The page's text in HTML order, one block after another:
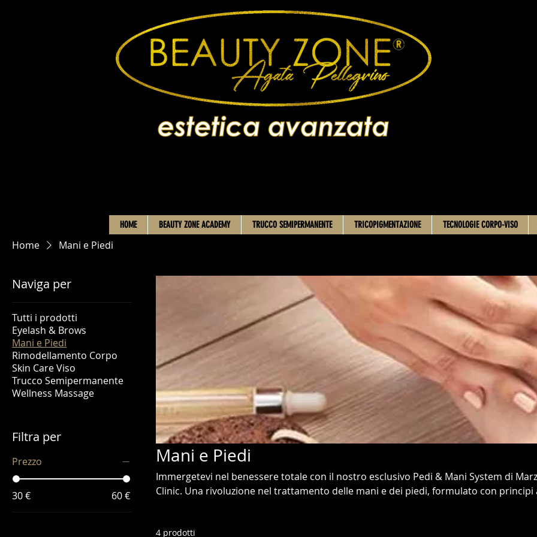
HOME BEAUTY ZONE ACADEMY TRUCCO SEMIPERMANENTE TRICOPIGMENTAZIONE TECNOLOGIE CORPO-VISO
Home Mani e Piedi
Naviga per
Tutti i prodotti
Eyelash & Brows
Mani e Piedi
Rimodellamento Corpo
Skin Care Viso
Trucco Semipermanente
Wellness Massage
Filtra per
Prezzo
30 € 60 €
Mani e Piedi
Immergetevi nel benessere totale con il nostro esclusivo Pedi & Mani System di
Clinic. Una rivoluzione nel trattamento delle mani e dei piedi, formulato con principi
Offriamo una gamma completa da semipermanente a ricostruzione, utilizzando gel
4 prodotti